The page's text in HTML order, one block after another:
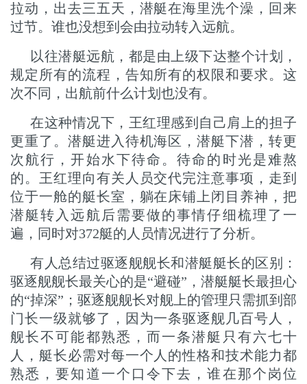
拉动，出去三五天，潜艇在海里洗个澡，回来
过节。谁也没想到会由拉动转入远航。
以往潜艇远航，都是由上级下达整个计划，
规定所有的流程，告知所有的权限和要求。这
次不同，出航前什么计划也没有。
在这种情况下，王红理感到自己肩上的担子
更重了。潜艇进入待机海区，潜艇下潜，转更
次航行，开始水下待命。待命的时光是难熬
的。王红理向有关人员交代完注意事项，走到
位于一舱的艇长室，躺在床铺上闭目养神，把
潜艇转入远航后需要做的事情仔细梳理了一
遍，同时对372艇的人员情况进行了分析。
有人总结过驱逐舰舰长和潜艇艇长的区别：
驱逐舰舰长最关心的是“避碰”，潜艇艇长最担心
的“掉深”；驱逐舰舰长对舰上的管理只需抓到部
门长一级就够了，因为一条驱逐舰几百号人，
舰长不可能都熟悉，而一条潜艇只有六七十
人，艇长必需对每一个人的性格和技术能力都
熟悉，要知道一个口令下去，谁在那个岗位